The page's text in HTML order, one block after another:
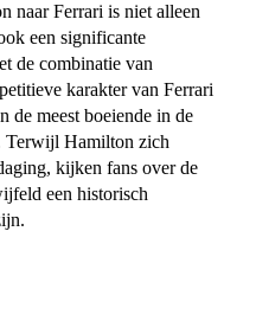
naar Ferrari is niet alleen
een significante
de combinatie van
karakter van Ferrari
de meest boeiende in de
Terwijl Hamilton zich
kijken fans over de
een historisch